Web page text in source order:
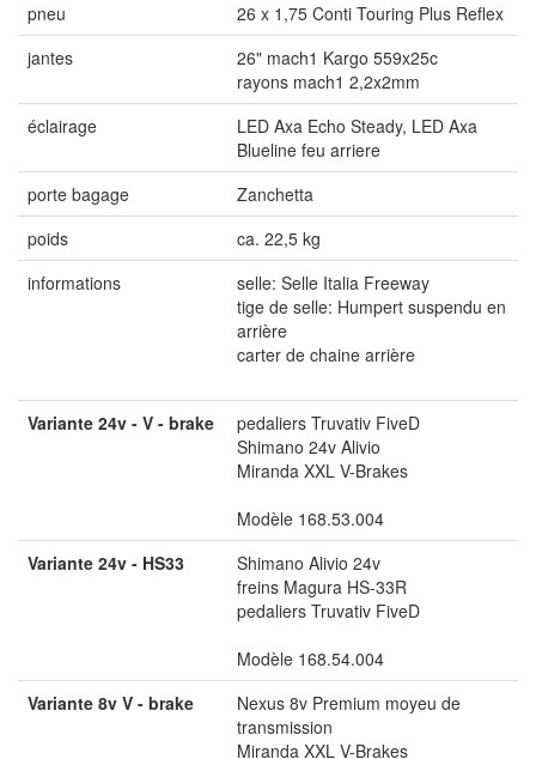
pneu
26 x 1,75 Conti Touring Plus Reflex
jantes
26" mach1 Kargo 559x25c
rayons mach1 2,2x2mm
éclairage
LED Axa Echo Steady, LED Axa
Blueline feu arriere
porte bagage
Zanchetta
poids
ca. 22,5 kg
informations
selle: Selle Italia Freeway
tige de selle: Humpert suspendu en
arrière
carter de chaine arrière
Variante 24v - V - brake
pedaliers Truvativ FiveD
Shimano 24v Alivio
Miranda XXL V-Brakes
Modèle 168.53.004
Variante 24v - HS33
Shimano Alivio 24v
freins Magura HS-33R
pedaliers Truvativ FiveD
Modèle 168.54.004
Variante 8v V - brake
Nexus 8v Premium moyeu de
transmission
Miranda XXL V-Brakes